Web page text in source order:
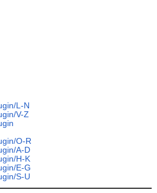
L-N
V-Z
O-R
A-D
H-K
E-G
S-U